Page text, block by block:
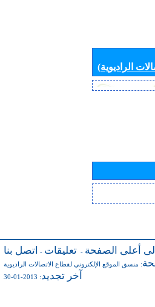
الراديوية)
أعلى الصفحة - تعليقات - اتصل بنا
: منسق الموقع الإلكتروني لقطاع الاتصالات الراديوية
آخر تجديد: 2013-01-30